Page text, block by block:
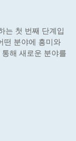
는 첫 번째 단계입
떤 분야에 흥미와
해 새로운 분야를